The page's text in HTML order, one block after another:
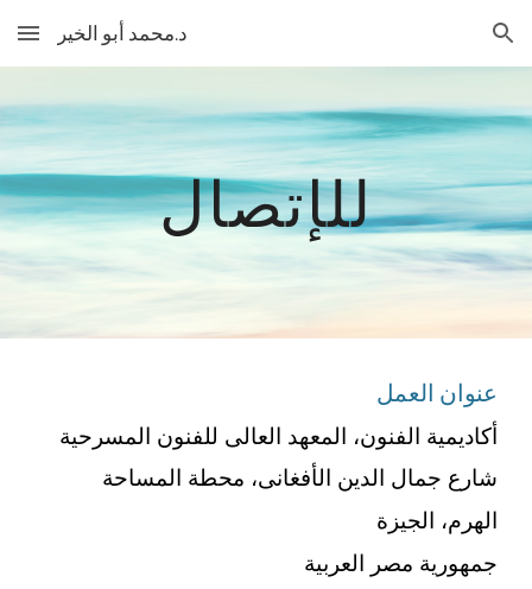
Skip to main content Skip to navigation د.محمد أبو الخير
للإتصال
عنوان العمل
أكاديمية الفنون، المعهد العالى للفنون المسرحية
شارع جمال الدين الأفغانى، محطة المساحة
الهرم، الجيزة
جمهورية مصر العربية